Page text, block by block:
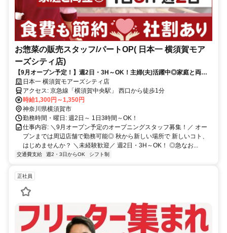
お惣菜の販売スタッフ/パートOP( 日本一 横須賀モア
ーズシティ店)
【9月オープン予定！】週2日・3H～OK！主婦(夫)活躍中◎家庭と両立
◎カンタン作業♪社割&プチボーナスあり♪
日本一 横須賀モアーズシティ店
アクセス: 京急線「横須賀中央駅」 西口から徒歩1分
時給1,300円～1,350円
神奈川県横須賀市
勤務時間・曜日: 週2日～ 1日3時間～OK！
仕事内容: ＼9月オープン予定のオープニングスタッフ募集！／ オー
プンまでは周辺店舗で勤務可能◎ 秋から新しい場所で 新しいコト、
はじめませんか？ ＼未経験歓迎／ 週2日・3H～OK！ ◎急なお...
交通費支給 週2・3日からOK シフト制
正社員